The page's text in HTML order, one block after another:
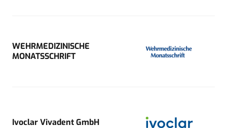
WEHRMEDIZINISCHE
MONATSSCHRIFT
Ivoclar Vivadent GmbH